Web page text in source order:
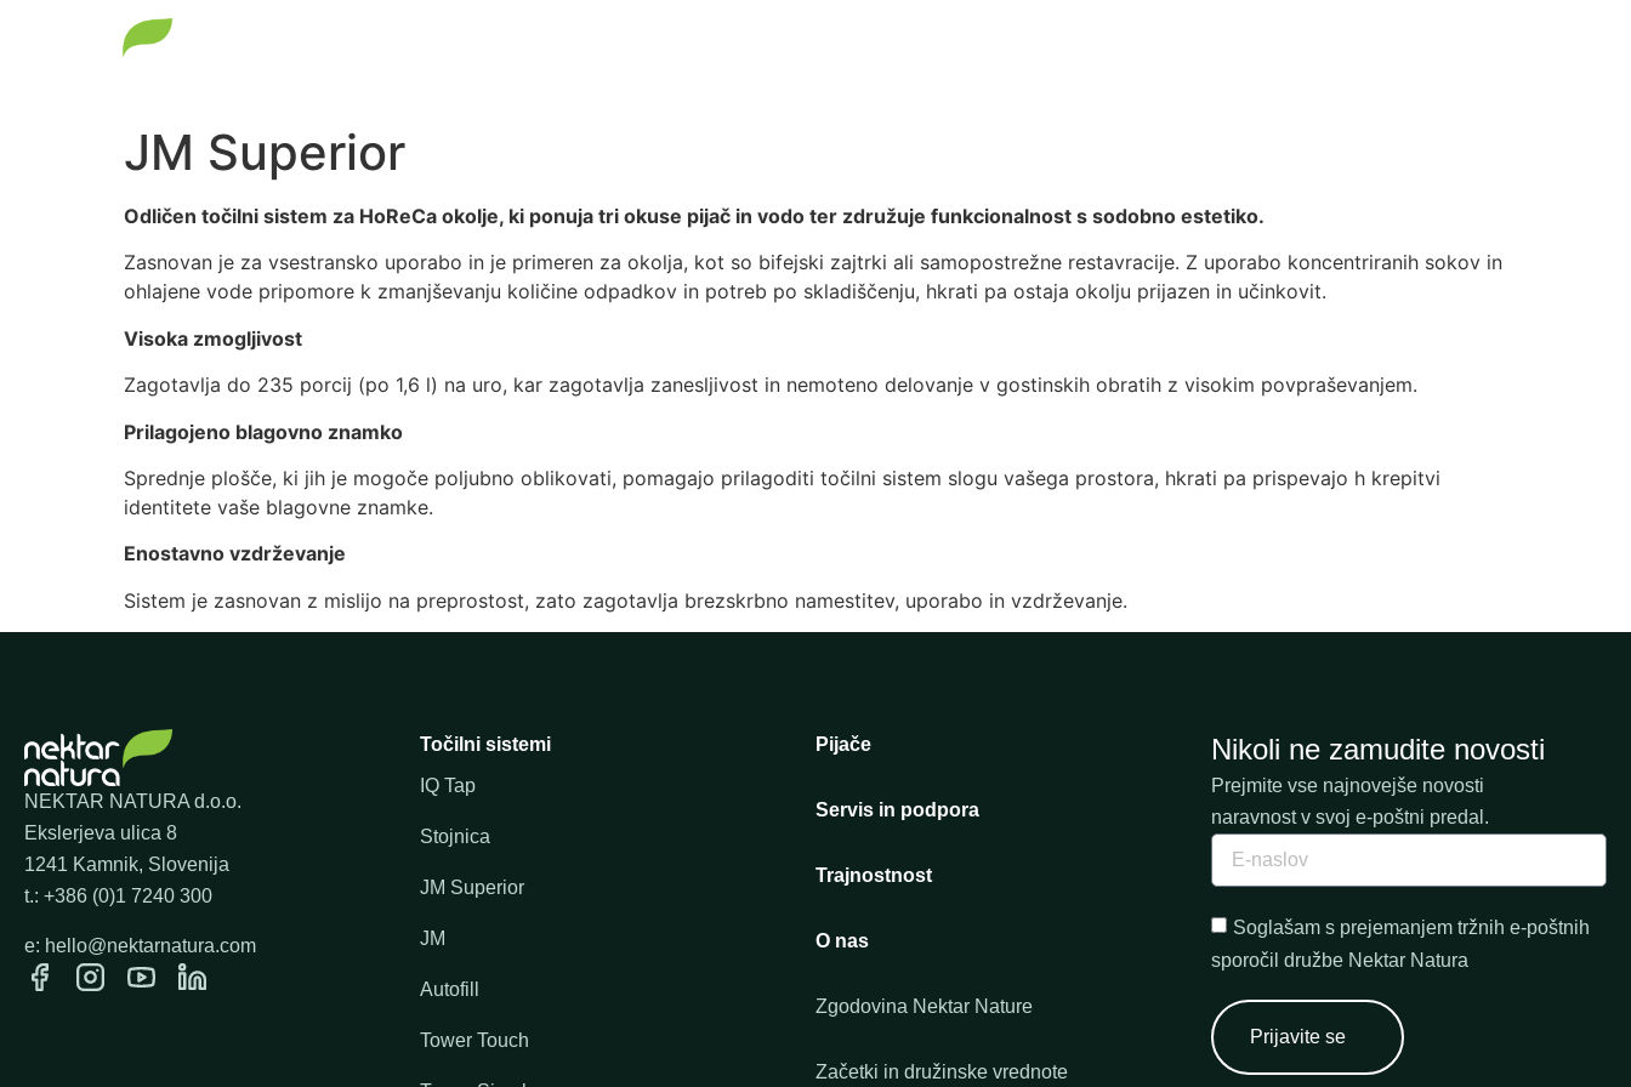
JM Superior
Odličen točilni sistem za HoReCa okolje, ki ponuja tri okuse pijač in vodo ter združuje funkcionalnost s sodobno estetiko.
Zasnovan je za vsestransko uporabo in je primeren za okolja, kot so bifejski zajtrki ali samopostrežne restavracije. Z uporabo koncentriranih sokov in
ohlajene vode pripomore k zmanjševanju količine odpadkov in potreb po skladiščenju, hkrati pa ostaja okolju prijazen in učinkovit.
Visoka zmogljivost
Zagotavlja do 235 porcij (po 1,6 l) na uro, kar zagotavlja zanesljivost in nemoteno delovanje v gostinskih obratih z visokim povpraševanjem.
Prilagojeno blagovno znamko
Sprednje plošče, ki jih je mogoče poljubno oblikovati, pomagajo prilagoditi točilni sistem slogu vašega prostora, hkrati pa prispevajo h krepitvi
identitete vaše blagovne znamke.
Enostavno vzdrževanje
Sistem je zasnovan z mislijo na preprostost, zato zagotavlja brezskrbno namestitev, uporabo in vzdrževanje.
NEKTAR NATURA d.o.o.
Ekslerjeva ulica 8
1241 Kamnik, Slovenija
t.: +386 (0)1 7240 300
e: hello@nektarnatura.com
Točilni sistemi
IQ Tap
Stojnica
JM Superior
JM
Autofill
Tower Touch
Pijače
Servis in podpora
Trajnostnost
O nas
Zgodovina Nektar Nature
Začetki in družinske vrednote
Nikoli ne zamudite novosti
Prejmite vse najnovejše novosti
naravnost v svoj e-poštni predal.
Soglašam s prejemanjem tržnih e-poštnih
sporočil družbe Nektar Natura
Prijavite se